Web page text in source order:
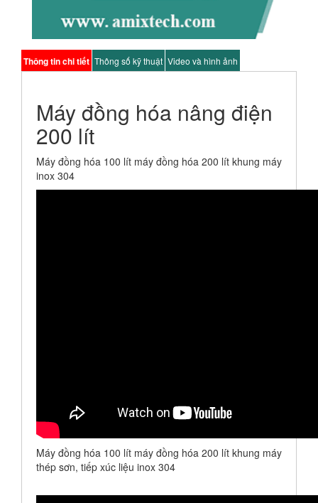
Thông tin chi tiết Thông số kỹ thuật Video và hình ảnh
Máy đồng hóa nâng điện
200 lít
Máy đồng hóa 100 lít máy đồng hóa 200 lít khung máy
inox 304
Máy đồng hóa 100 lít máy đồng hóa 200 lít khung máy
thép sơn, tiếp xúc liệu inox 304